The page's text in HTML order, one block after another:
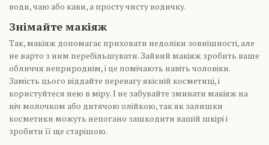
води, чаю або кави, а просту чисту водичку.
Знімайте макіяж
Так, макіяж допомагає приховати недоліки зовнішності, але
не варто з ним перебільшувати. Зайвий макіяж зробить ваше
обличчя неприроднім, і це помічають навіть чоловіки.
Замість цього віддайте перевагу якісній косметиці, і
користуйтеся нею в міру. І не забувайте змивати макіяж на
ніч молочком або дитячою олійкою, так як залишки
косметики можуть непогано зашкодити вашій шкірі і
зробити її ще старішою.